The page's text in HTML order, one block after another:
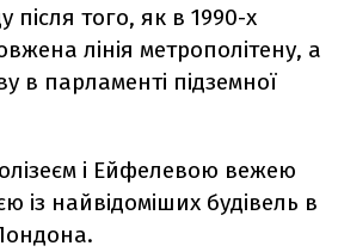
після того, як в 1990-х
лінія метрополітену, а
в парламенті підземної
і Ейфелевою вежею
із найвідоміших будівель в